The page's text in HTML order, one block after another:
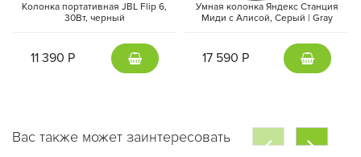
Колонка портативная JBL Flip 6,
30Вт, черный
11 390 Р
Умная колонка Яндекс Станция
Миди с Алисой, Cерый | Gray
17 590 Р
Вас также может заинтересовать